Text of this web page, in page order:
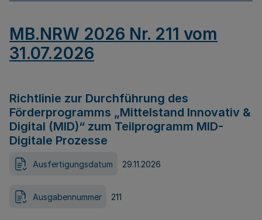
MB.NRW 2026 Nr. 211 vom
31.07.2026
Richtlinie zur Durchführung des
Förderprogramms „Mittelstand Innovativ &
Digital (MID)“ zum Teilprogramm MID-
Digitale Prozesse
Ausfertigungsdatum 29.11.2026
Ausgabennummer 211